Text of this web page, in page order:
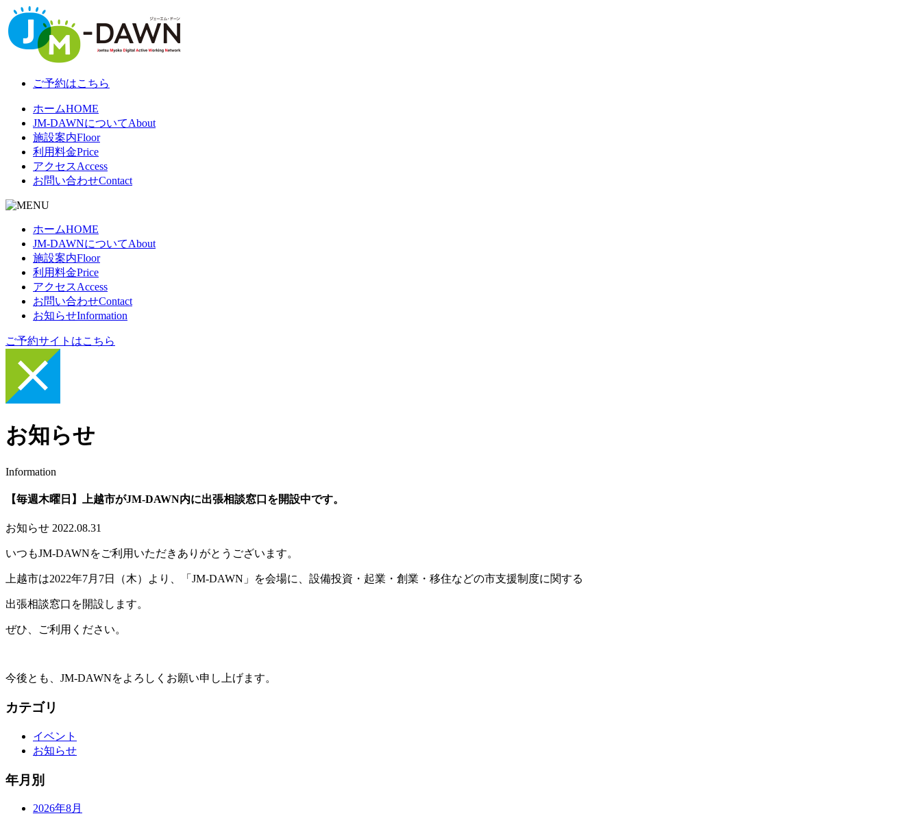
ご予約はこちら
ホームHOME
JM-DAWNについてAbout
施設案内Floor
利用料金Price
アクセスAccess
お問い合わせContact
ホームHOME
JM-DAWNについてAbout
施設案内Floor
利用料金Price
アクセスAccess
お問い合わせContact
お知らせInformation
ご予約サイトはこちら
お知らせ
Information
【毎週木曜日】上越市がJM-DAWN内に出張相談窓口を開設中です。
お知らせ 2022.08.31
いつもJM-DAWNをご利用いただきありがとうございます。
上越市は2022年7月7日（木）より、「JM-DAWN」を会場に、設備投資・起業・創業・移住などの市支援制度に関する
出張相談窓口を開設します。
ぜひ、ご利用ください。
今後とも、JM-DAWNをよろしくお願い申し上げます。
カテゴリ
イベント
お知らせ
年月別
2026年8月